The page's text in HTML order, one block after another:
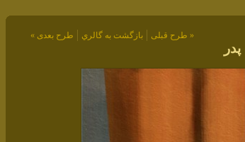
طرح بعدی » بازگشت به گالري « طرح قبلی
پدر